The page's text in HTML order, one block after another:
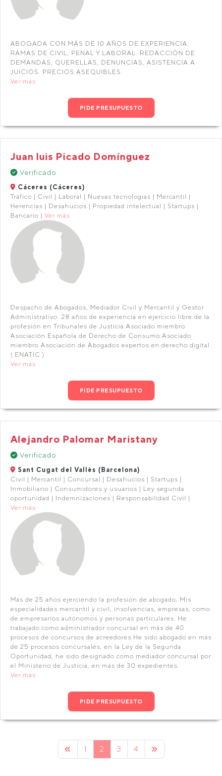
ABOGADA CON MÁS DE 10 AÑOS DE EXPERIENCIA.
RAMAS DE CIVIL, PENAL Y LABORAL. REDACCIÓN DE
DEMANDAS, QUERELLAS, DENUNCIAS, ASISTENCIA A
JUICIOS. PRECIOS ASEQUIBLES.
Ver más
PIDE PRESUPUESTO
Juan luis Picado Domínguez
Verificado
Cáceres (Cáceres)
Tráfico | Civil | Laboral | Nuevas tecnologías | Mercantil |
Herencias | Desahucios | Propiedad intelectual | Startups |
Bancario | Ver más
Despacho de Abogados, Mediador Civil y Mercantil y Gestor
Administrativo. 28 años de experiencia en ejercicio libre de la
profesión en Tribunales de Justicia.Asociado miembro
Asociación Española de Derecho de Consumo.Asociado
miembro Asociación de Abogados expertos en derecho digital
( ENATIC )
Ver más
PIDE PRESUPUESTO
Alejandro Palomar Maristany
Verificado
Sant Cugat del Vallès (Barcelona)
Civil | Mercantil | Concursal | Desahucios | Startups |
Inmobiliario | Consumidores y usuarios | Ley segunda
oportunidad | Indemnizaciones | Responsabilidad Civil |
Ver más
Más de 25 años ejerciendo la profesión de abogado, Mis
especialidades mercantil y civil, insolvencias, empresas, como
de empresarios autónomos y personas particulares. He
trabajado como administrador concursal en más de 40
procesos de concursos de acreedores He sido abogado en más
de 25 procesos concursales, en la Ley de la Segunda
Oportunidad, he sido designado como mediador concursal por
el Ministerio de Justicia, en más de 30 expedientes.
Ver más
PIDE PRESUPUESTO
1 2 3 4